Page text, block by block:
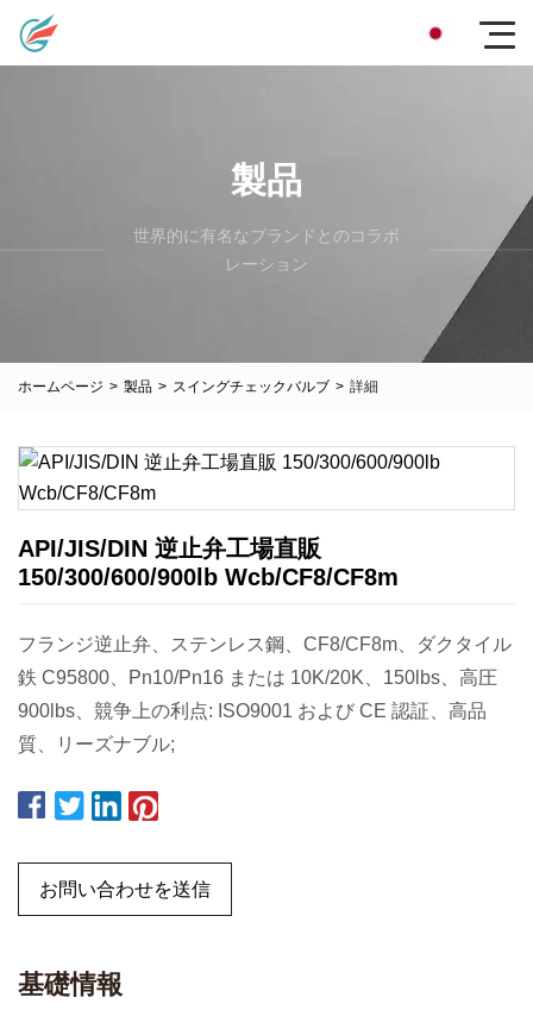
製品
世界的に有名なブランドとのコラボ
レーション
ホームページ > 製品 > スイングチェックバルブ > 詳細
API/JIS/DIN 逆止弁工場直販
150/300/600/900lb Wcb/CF8/CF8m
フランジ逆止弁、ステンレス鋼、CF8/CF8m、ダクタイル
鉄 C95800、Pn10/Pn16 または 10K/20K、150lbs、高圧
900lbs、競争上の利点: ISO9001 および CE 認証、高品
質、リーズナブル;
お問い合わせを送信
基礎情報